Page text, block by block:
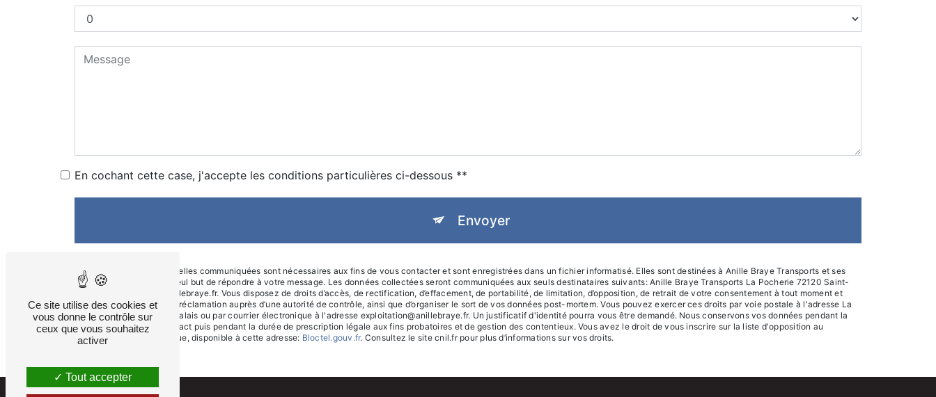
En cochant cette case, j'accepte les conditions particulières ci-dessous **
Envoyer
** Les données personnelles communiquées sont nécessaires aux fins de vous contacter et sont enregistrées dans un fichier informatisé. Elles sont destinées à Anille Braye Transports et ses
sous-traitants dans le seul but de répondre à votre message. Les données collectées seront communiquées aux seuls destinataires suivants: Anille Braye Transports La Pocherie 72120 Saint-
Calais exploitation@anillebraye.fr. Vous disposez de droits d’accès, de rectification, d’effacement, de portabilité, de limitation, d’opposition, de retrait de votre consentement à tout moment et
du droit d’introduire une réclamation auprès d’une autorité de contrôle, ainsi que d’organiser le sort de vos données post-mortem. Vous pouvez exercer ces droits par voie postale à l'adresse La
Pocherie 72120 Saint-Calais ou par courrier électronique à l'adresse exploitation@anillebraye.fr. Un justificatif d'identité pourra vous être demandé. Nous conservons vos données pendant la
période de prise de contact puis pendant la durée de prescription légale aux fins probatoires et de gestion des contentieux. Vous avez le droit de vous inscrire sur la liste d'opposition au
démarchage téléphonique, disponible à cette adresse: Bloctel.gouv.fr. Consultez le site cnil.fr pour plus d’informations sur vos droits.
Ce site utilise des cookies et
vous donne le contrôle sur
ceux que vous souhaitez
activer
Tout accepter